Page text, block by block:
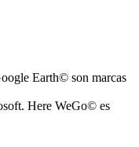
Earth© son marcas
Here WeGo© es